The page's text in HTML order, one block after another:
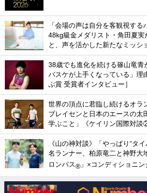
「会場の声は自分を客観視する
48kg級金メダリスト・角田夏実
と、声を活かした新たなミッシ
38歳でも進化を続ける篠山竜青
バスケが上手くなっている」理
ぶ賞 受賞者インタビュー］
世界の頂点に君臨し続けるオラ
ブレイセンと日本のエースの太
学ぶこと」《ケイリン国際対談
《山の神対談》「やっぱり“タ
名ランナー、柏原竜二と神野大
ロンパス® 」×コンディショニン